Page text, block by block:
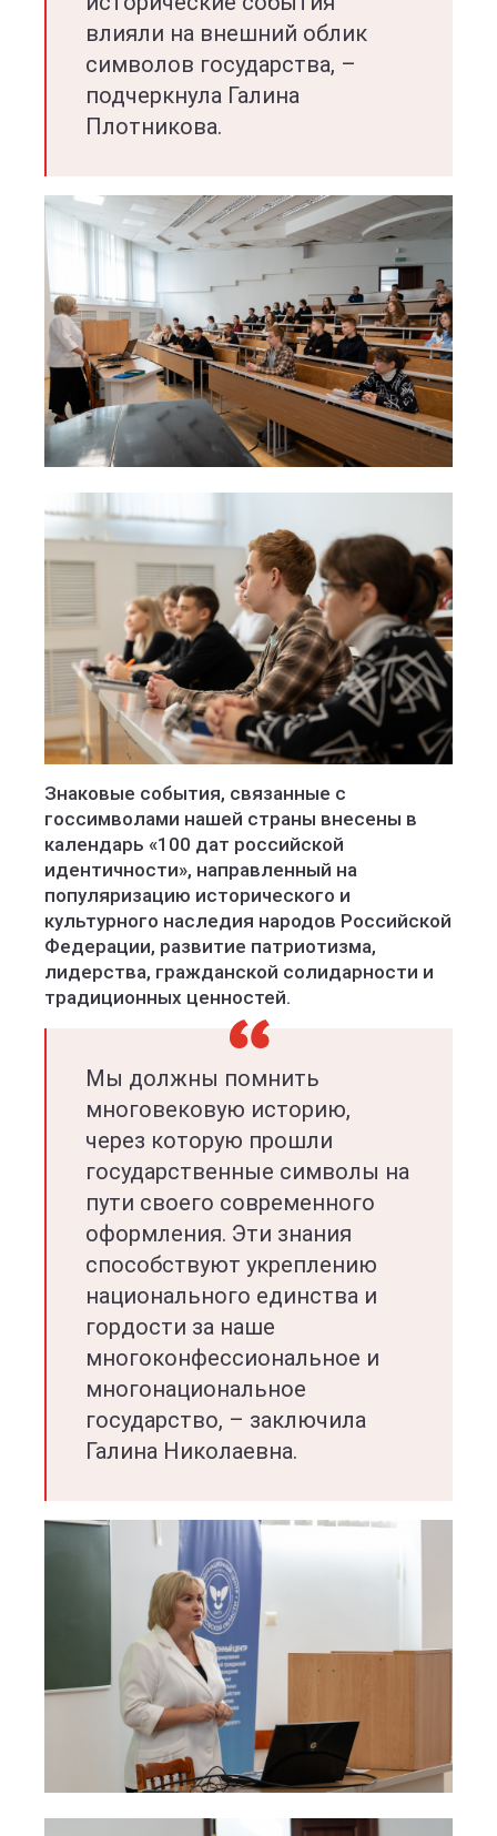
влияли на внешний облик
символов государства, –
подчеркнула Галина
Плотникова.
Знаковые события, связанные с
госсимволами нашей страны внесены в
календарь «100 дат российской
идентичности», направленный на
популяризацию исторического и
культурного наследия народов Российской
Федерации, развитие патриотизма,
лидерства, гражданской солидарности и
традиционных ценностей.
Мы должны помнить
многовековую историю,
через которую прошли
государственные символы на
пути своего современного
оформления. Эти знания
способствуют укреплению
национального единства и
гордости за наше
многоконфессиональное и
многонациональное
государство, – заключила
Галина Николаевна.